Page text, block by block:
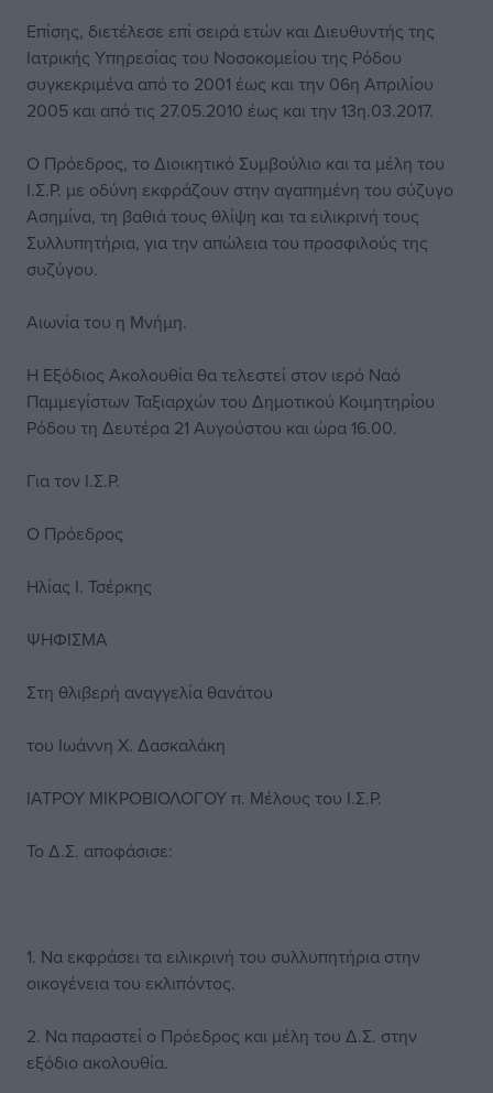
Επίσης, διετέλεσε επί σειρά ετών και Διευθυντής της
Ιατρικής Υπηρεσίας του Νοσοκομείου της Ρόδου
συγκεκριμένα από το 2001 έως και την 06η Απριλίου
2005 και από τις 27.05.2010 έως και την 13η.03.2017.
Ο Πρόεδρος, το Διοικητικό Συμβούλιο και τα μέλη του
Ι.Σ.Ρ. με οδύνη εκφράζουν στην αγαπημένη του σύζυγο
Ασημίνα, τη βαθιά τους θλίψη και τα ειλικρινή τους
Συλλυπητήρια, για την απώλεια του προσφιλούς της
συζύγου.
Αιωνία του η Μνήμη.
Η Εξόδιος Ακολουθία θα τελεστεί στον ιερό Ναό
Παμμεγίστων Ταξιαρχών του Δημοτικού Κοιμητηρίου
Ρόδου τη Δευτέρα 21 Αυγούστου και ώρα 16.00.
Για τον Ι.Σ.Ρ.
Ο Πρόεδρος
Ηλίας Ι. Τσέρκης
ΨΗΦΙΣΜΑ
Στη θλιβερή αναγγελία θανάτου
του Ιωάννη Χ. Δασκαλάκη
ΙΑΤΡΟΥ ΜΙΚΡΟΒΙΟΛΟΓΟΥ π. Μέλους του Ι.Σ.Ρ.
Το Δ.Σ. αποφάσισε:
1. Να εκφράσει τα ειλικρινή του συλλυπητήρια στην
οικογένεια του εκλιπόντος.
2. Να παραστεί ο Πρόεδρος και μέλη του Δ.Σ. στην
εξόδιο ακολουθία.